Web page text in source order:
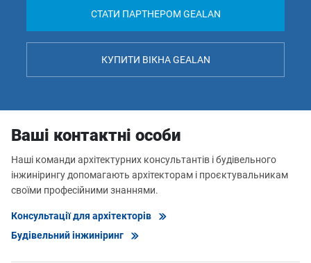
СТАТИ ПАРТНЕРОМ GEALAN
КУПИТИ ВІКНА GEALAN
Ваші контактні особи
Наші команди архітектурних консультантів і будівельного
інжинірингу допомагають архітекторам і проєктувальникам
своїми професійними знаннями.
Консультації для архітекторів
Будівельний інжиніринг